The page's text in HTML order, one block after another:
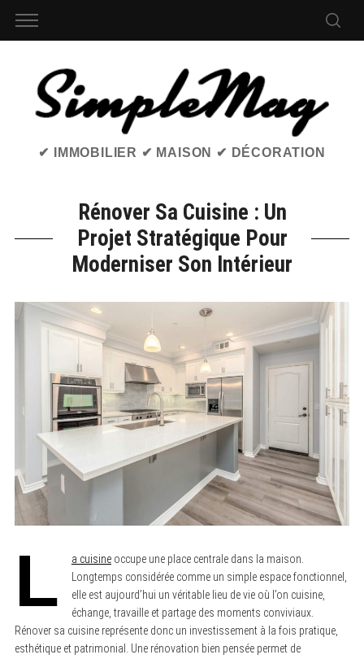
✔ IMMOBILIER ✔ MAISON ✔ DÉCORATION
Rénover Sa Cuisine : Un
Projet Stratégique Pour
Moderniser Son Intérieur
L a cuisineoccupe une place centrale dans la maison.
Longtemps considérée comme un simple espace fonctionnel,
elle est aujourd’hui un véritable lieu de vie où l’on cuisine,
échange, travaille et partage des moments conviviaux.
Rénover sa cuisine représente donc un investissement à la fois pratique,
esthétique et patrimonial. Une rénovation bien pensée permet de